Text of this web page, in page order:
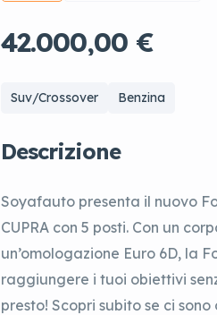
42.000,00 €
Suv/Crossover Benzina
Descrizione
Soyafauto presenta il nuovo
CUPRA con 5 posti. Con un
un’omologazione Euro 6D, la
raggiungere i tuoi obiettivi
presto! Scopri subito se ci